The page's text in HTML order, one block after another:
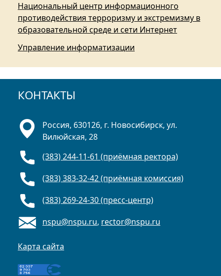
Национальный центр информационного
противодействия терроризму и экстремизму в
образовательной среде и сети Интернет
Управление информатизации
КОНТАКТЫ
Россия, 630126, г. Новосибирск, ул.
Вилюйская, 28
(383) 244-11-61 (приёмная ректора)
(383) 383-32-42 (приёмная комиссия)
(383) 269-24-30 (пресс-центр)
nspu@nspu.ru, rector@nspu.ru
Карта сайта